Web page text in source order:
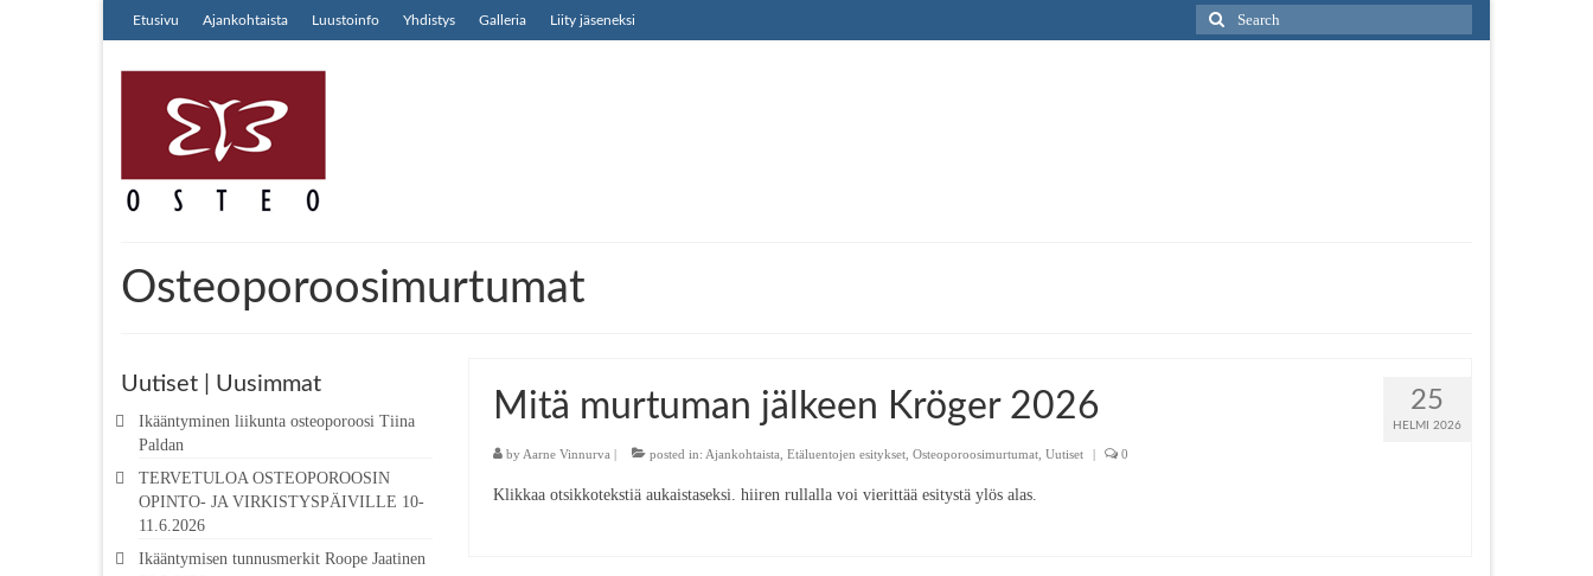
Etusivu Ajankohtaista Luustoinfo Yhdistys Galleria Liity jäseneksi
Search
for:
Osteoporoosimurtumat
25
HELMI 2026
Mitä murtuman jälkeen Kröger 2026
by Aarne Vinnurva | posted in: Ajankohtaista Etäluentojen esitykset, Osteoporoosimurtumat, Uutiset | 0
Klikkaa otsikkotekstiä aukaistaseksi. hiiren rullalla voi vierittää esitystä ylös alas.
Uutiset | Uusimmat
Ikääntyminen liikunta osteoporoosi Tiina
Paldan
TERVETULOA OSTEOPOROOSIN
OPINTO- JA VIRKISTYSPÄIVILLE 10-
11.6.2026
Ikääntymisen tunnusmerkit Roope Jaatinen